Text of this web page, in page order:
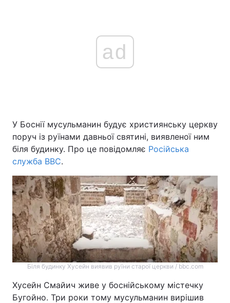
ad
У Боснії мусульманин будує християнську церкву
поруч із руїнами давньої святині, виявленої ним
біля будинку. Про це повідомляє Російська
служба ВВС.
Біля будинку Хусейн виявив руїни старої церкви / bbc.com
Хусейн Смайич живе у боснійському містечку
Бугойно. Три роки тому мусульманин вирішив